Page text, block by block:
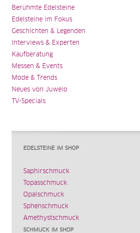
Berühmte Edelsteine
Edelsteine im Fokus
Geschichten & Legenden
Interviews & Experten
Kaufberatung
Messen & Events
Mode & Trends
Neues von Juwelo
TV-Specials
EDELSTEINE IM SHOP
Saphirschmuck
Topasschmuck
Opalschmuck
Sphenschmuck
Amethystschmuck
SCHMUCK IM SHOP